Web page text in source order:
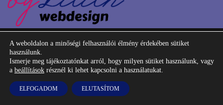
Online marketing
Webdesigner Blog
Logótól a SEO-ig - egy helyről, egy kézből, válaszd a szakértőt! |
Minden jog fenntartva | Készült
A weboldalon a minőségi felhasználói élmény érdekében sütiket
használunk.
Ismerje meg tájékoztatónkat arról, hogy milyen sütiket használunk, vagy
a beállítások résznél ki lehet kapcsolni a használatukat.
ELFOGADOM ELUTASÍTOM